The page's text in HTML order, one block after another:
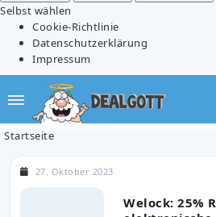
Selbst wählen
Cookie-Richtlinie
Datenschutzerklärung
Impressum
Startseite
Welock: 25%
27. Oktober 2023